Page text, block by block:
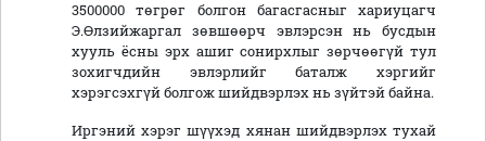
3500000 төгрөг болгон багасгасныг хариуцагч
Э.Өлзийжаргал зөвшөөрч эвлэрсэн нь бусдын
хууль ёсны эрх ашиг сонирхлыг зөрчөөгүй тул
зохигчдийн эвлэрлийг баталж хэргийг
хэрэгсэхгүй болгож шийдвэрлэх нь зүйтэй байна.
Иргэний хэрэг шүүхэд хянан шийдвэрлэх тухай